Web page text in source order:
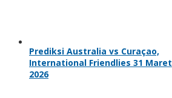
Prediksi Australia vs Curaçao,
International Friendlies 31 Maret
2026